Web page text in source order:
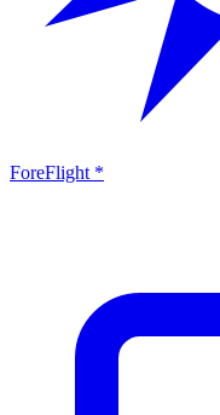
ForeFlight *